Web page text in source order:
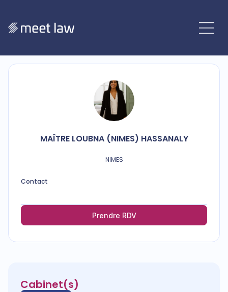
MAÎTRE LOUBNA (NIMES) HASSANALY
NIMES
Contact
Prendre RDV
Cabinet(s)